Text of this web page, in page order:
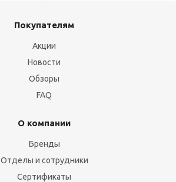
Покупателям
Акции
Новости
Обзоры
FAQ
О компании
Бренды
Отделы и сотрудники
Сертификаты